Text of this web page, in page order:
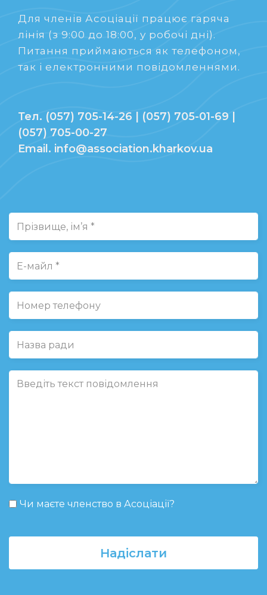
Для членів Асоціації працює гаряча
лінія (з 9:00 до 18:00, у робочі дні).
Питання приймаються як телефоном,
так і електронними повідомленнями.
Тел. (057) 705-14-26 | (057) 705-01-69 |
(057) 705-00-27
Email. info@association.kharkov.ua
Чи маєте членство в Асоціації?
Надіслати